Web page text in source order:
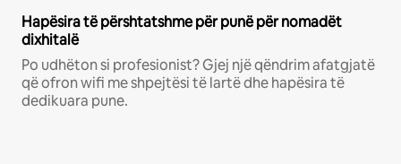
Hapësira të përshtatshme për punë për nomadët
dixhitalë
Po udhëton si profesionist? Gjej një qëndrim afatgjatë
që ofron wifi me shpejtësi të lartë dhe hapësira të
dedikuara pune.